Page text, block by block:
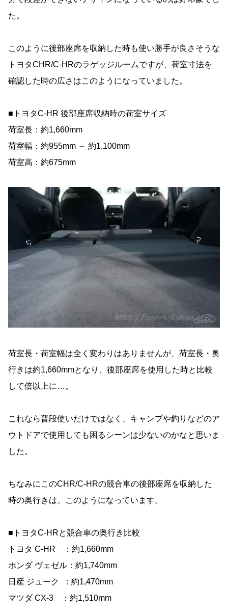
た。
このように後部座席を収納した時も使い勝手が良さそうな
トヨタCHR/C-HRのラゲッジルームですが、荷室寸法を
確認した時の広さはこのようになっていました。
■トヨタC-HR 後部座席収納時の荷室サイズ
荷室長：約1,660mm
荷室幅：約955mm ～ 約1,100mm
荷室高：約675mm
荷室長・荷室幅は全く変わりはありませんが、荷室長・奥
行きは約1,660mmとなり、後部座席を使用した時と比較
して倍以上に…。
これなら普段使いだけではなく、キャンプや釣りなどのア
ウトドアで使用しても困るシーンは少ないのかなと思いま
した。
ちなみにこのCHR/C-HRの競合車の後部座席を収納した
時の奥行きは、このようになっています。
■トヨタC-HRと競合車の奥行き比較
トヨタ C-HR ：約1,660mm
ホンダ ヴェゼル：約1,740mm
日産 ジューク ：約1,470mm
マツダ CX-3 ：約1,510mm